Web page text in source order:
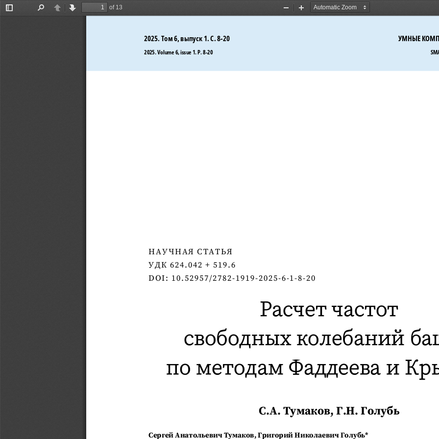
Toggle
PreviousNext
of 13
Zoom
Zoom
2025 Том6 , выпуск 1 . С. 8-20
2025. Volume 6, issue 1. P. 8-20
УМНЫЕ
НАУЧНАЯ СТАТЬЯ
УДК 624.042 + 519.6
DOI: 10.52957/2782-1919-2025- 6 - 1 - 8 - 20
Расчет частот
свободных колебаний
по методам Фаддеева и К
С.А. Тумаков, Г.Н. Голубь
Сергей Анатольевич Тумаков, Григорий Николаевич Голубь*